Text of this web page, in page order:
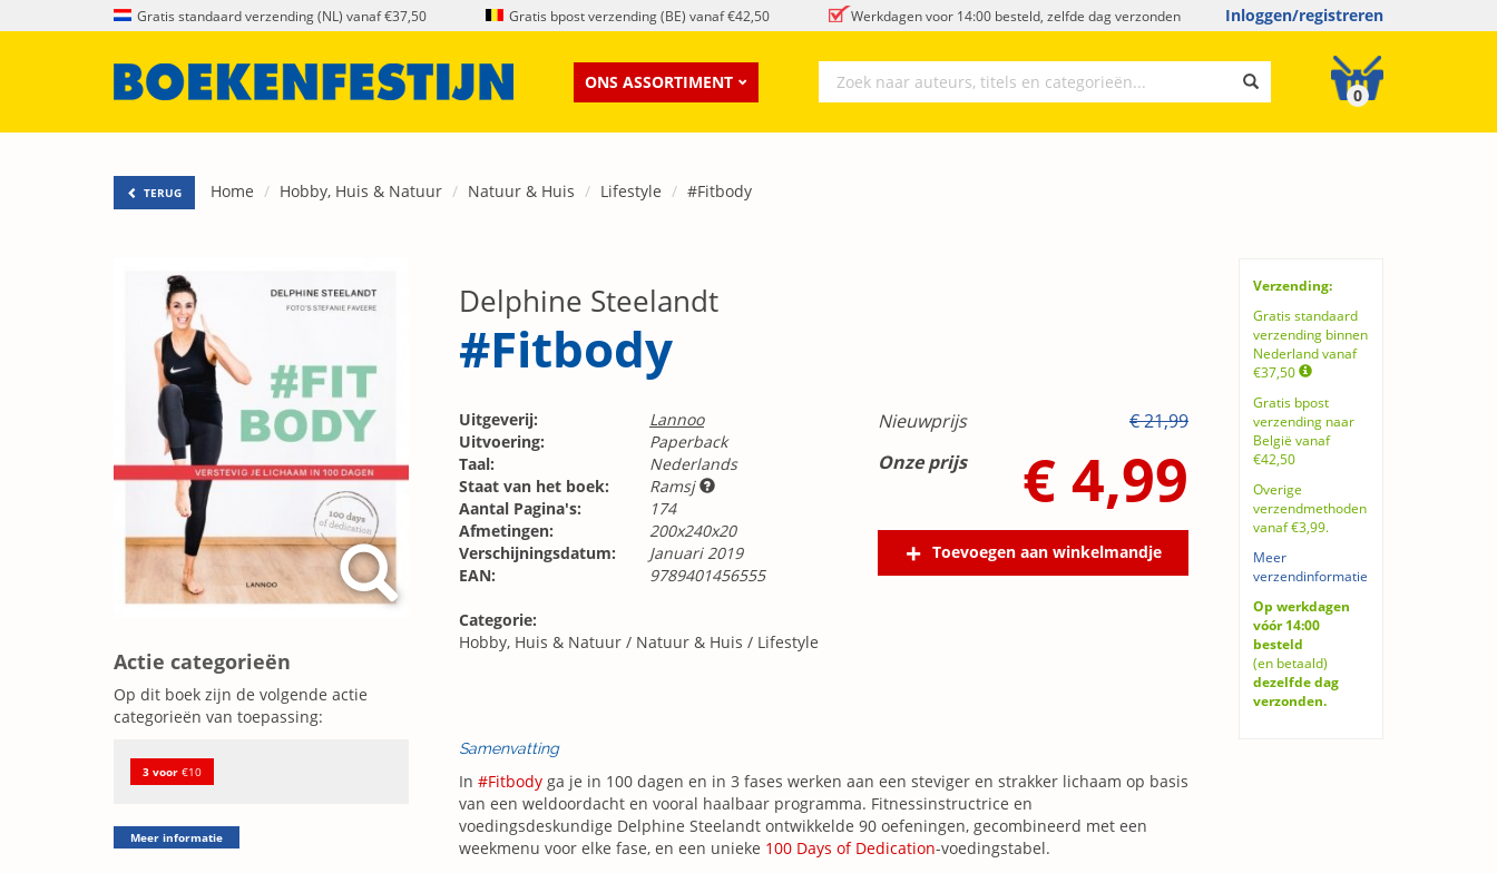
Gratis standaard verzending (NL) vanaf €37,50 Gratis bpost verzending (BE) vanaf €42,50 Werkdagen voor 14:00 besteld, zelfde dag verzonden Inloggen/registreren
ONS ASSORTIMENT
0
TERUG Home Hobby, Huis & Natuur Natuur & Huis Lifestyle #Fitbody
Actie categorieën
Op dit boek zijn de volgende actie
categorieën van toepassing:
3 voor €10
Meer informatie
Verzending:
Gratis standaard
verzending binnen
Nederland vanaf
€37,50
Gratis bpost
verzending naar
België vanaf
€42,50
Overige
verzendmethoden
vanaf €3,99.
Meer
verzendinformatie
Op werkdagen
vóór 14:00
besteld
(en betaald)
dezelfde dag
verzonden.
Delphine Steelandt
#Fitbody
Uitgeverij:
Lannoo
Uitvoering:
Paperback
Taal:
Nederlands
Staat van het boek:
Ramsj
Aantal Pagina's:
174
Afmetingen:
200x240x20
Verschijningsdatum:
Januari 2019
EAN:
9789401456555
Nieuwprijs
€ 21,99
Onze prijs
€ 4,99
Toevoegen aan winkelmandje
Categorie:
Hobby, Huis & Natuur / Natuur & Huis / Lifestyle
Samenvatting
In #Fitbody ga je in 100 dagen en in 3 fases werken aan een steviger en strakker lichaam op basis
van een weldoordacht en vooral haalbaar programma. Fitnessinstructrice en
voedingsdeskundige Delphine Steelandt ontwikkelde 90 oefeningen, gecombineerd met een
weekmenu voor elke fase, en een unieke 100 Days of Dedication-voedingstabel.